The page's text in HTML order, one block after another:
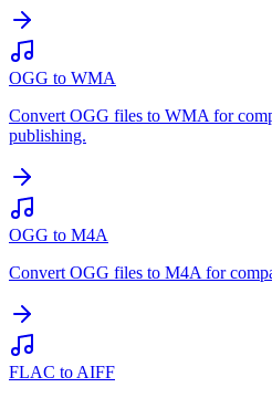
OGG to WMA
Convert OGG files to WMA for
publishing.
OGG to M4A
Convert OGG files to M4A for
FLAC to AIFF